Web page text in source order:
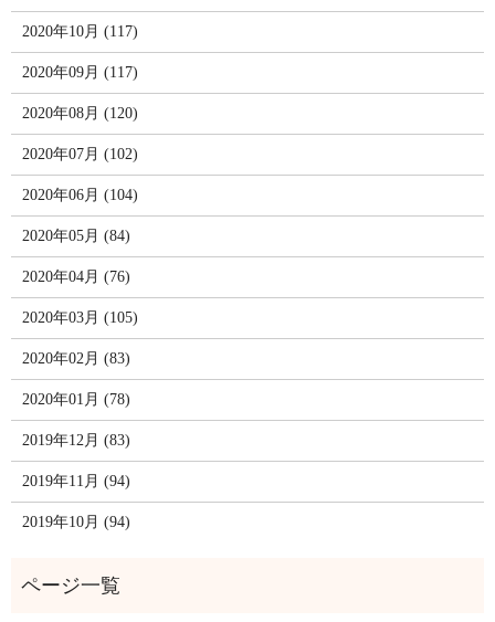
2020年10月 (117)
2020年09月 (117)
2020年08月 (120)
2020年07月 (102)
2020年06月 (104)
2020年05月 (84)
2020年04月 (76)
2020年03月 (105)
2020年02月 (83)
2020年01月 (78)
2019年12月 (83)
2019年11月 (94)
2019年10月 (94)